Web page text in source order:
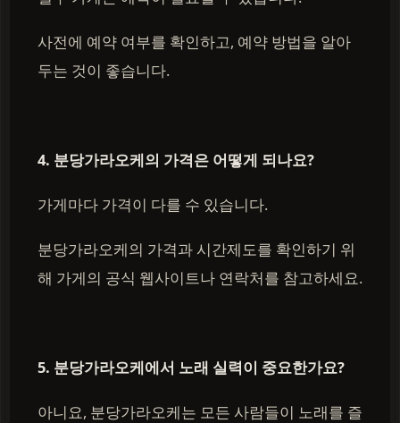
사전에 예약 여부를 확인하고, 예약 방법을 알아
두는 것이 좋습니다.
4. 분당가라오케의 가격은 어떻게 되나요?
가게마다 가격이 다를 수 있습니다.
분당가라오케의 가격과 시간제도를 확인하기 위
해 가게의 공식 웹사이트나 연락처를 참고하세요.
5. 분당가라오케에서 노래 실력이 중요한가요?
아니요, 분당가라오케는 모든 사람들이 노래를 즐